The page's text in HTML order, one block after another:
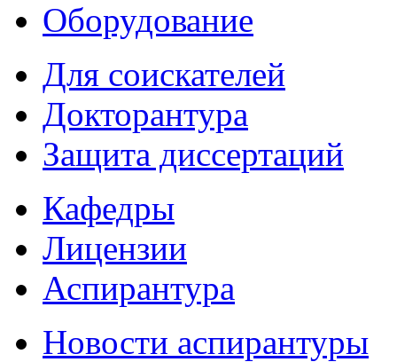
Оборудование
Для соискателей
Докторантура
Защита диссертаций
Кафедры
Лицензии
Аспирантура
Новости аспирантуры